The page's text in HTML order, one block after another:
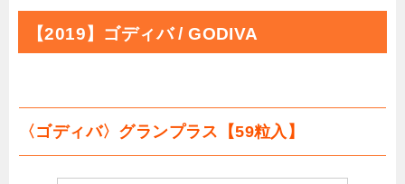
【2019】ゴディバ / GODIVA
〈ゴディバ〉グランプラス【59粒入】